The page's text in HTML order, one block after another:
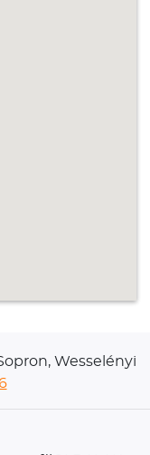
Wesselényi